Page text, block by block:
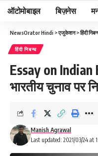
ऑटोमोबाइल बिज़नेस
NewsOrator Hindi >एजुकेशन>हिंदी
हिंदी निबन्ध
Essay on
भारतीय चुनाव पर
Last updated: 2021/03/24 at
Manish Agrawal